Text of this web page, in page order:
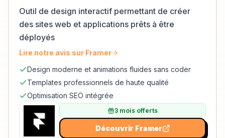
Outil de design interactif permettant de créer
des sites web et applications prêts à être
déployés
Lire notre avis sur Framer
Design moderne et animations fluides sans coder
Templates professionnels de haute qualité
Optimisation SEO intégrée
3 mois offerts
Découvrir Framer